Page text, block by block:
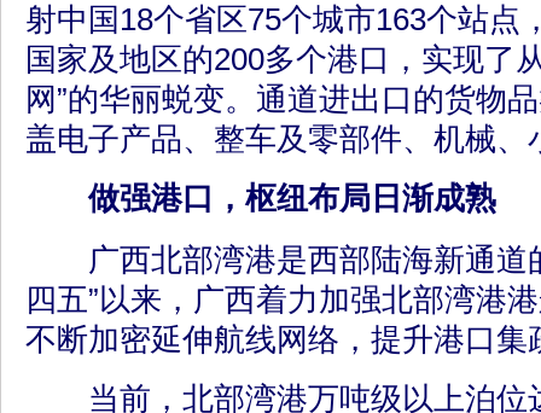
射中国18个省区75个城市163个站点
国家及地区的200多个港口，实现了
网”的华丽蜕变。通道进出口的货物
盖电子产品、整车及零部件、机械、
做强港口，枢纽布局日渐成熟
广西北部湾港是西部陆海新通道
四五”以来，广西着力加强北部湾港
不断加密延伸航线网络，提升港口集
当前，北部湾港万吨级以上泊位